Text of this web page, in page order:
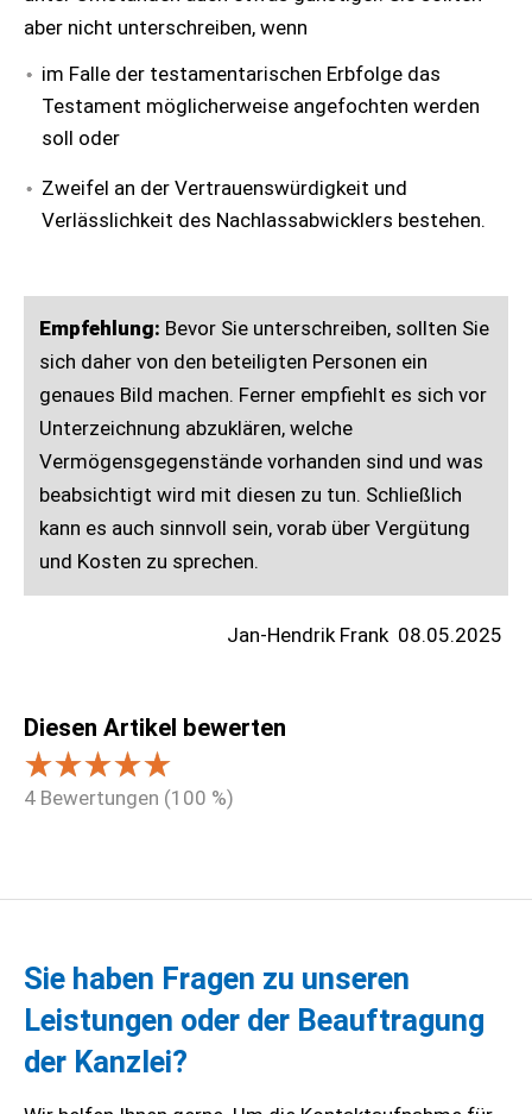
aber nicht unterschreiben, wenn
im Falle der testamentarischen Erbfolge das
Testament möglicherweise angefochten werden
soll oder
Zweifel an der Vertrauenswürdigkeit und
Verlässlichkeit des Nachlassabwicklers bestehen.
Empfehlung: Bevor Sie unterschreiben, sollten Sie
sich daher von den beteiligten Personen ein
genaues Bild machen. Ferner empfiehlt es sich vor
Unterzeichnung abzuklären, welche
Vermögensgegenstände vorhanden sind und was
beabsichtigt wird mit diesen zu tun. Schließlich
kann es auch sinnvoll sein, vorab über Vergütung
und Kosten zu sprechen.
Jan-Hendrik Frank 08.05.2025
Diesen Artikel bewerten
4 Bewertungen (100 %)
Sie haben Fragen zu unseren
Leistungen oder der Beauftragung
der Kanzlei?